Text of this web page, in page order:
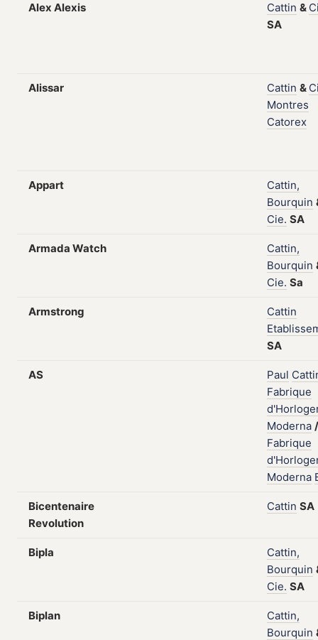
Alex Alexis Cattin &
SA
Alissar Cattin &
Montres
Catorex
Appart
Cattin,
Bourquin
Cie. SA
Armada Watch
Cattin,
Bourquin
Cie. Sa
Armstrong
Cattin
SA
AS Paul
Fabrique
Moderna /
Fabrique
Moderna
Bicentenaire
Revolution
Cattin SA
Bipla
Cattin,
Bourquin
Cie. SA
Biplan
Cattin,
Bourquin